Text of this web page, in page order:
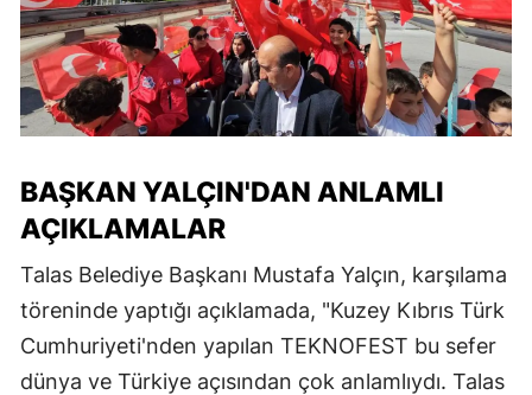
BAŞKAN YALÇIN'DAN ANLAMLI
AÇIKLAMALAR
Talas Belediye Başkanı Mustafa Yalçın, karşılama
töreninde yaptığı açıklamada, "Kuzey Kıbrıs Türk
Cumhuriyeti'nden yapılan TEKNOFEST bu sefer
dünya ve Türkiye açısından çok anlamlıydı. Talas